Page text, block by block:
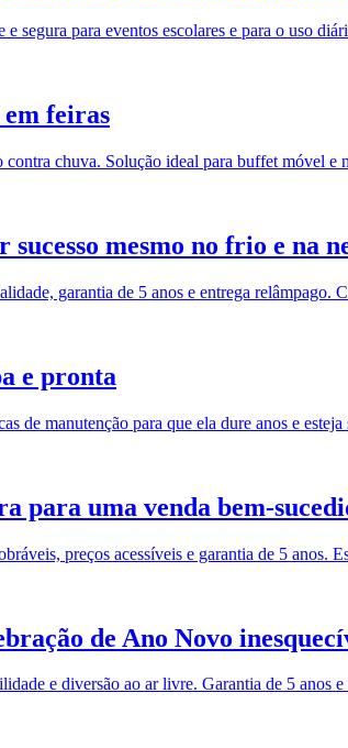
segura para eventos escolares e para o uso
feiras
chuva. Solução ideal para buffet móvel e
mesmo no frio e na
garantia de 5 anos e entrega
e pronta
de manutenção para que ela dure anos e
para uma venda bem-
preços acessíveis e garantia de 5 anos.
de Ano Novo
e diversão ao ar livre. Garantia de 5 anos e